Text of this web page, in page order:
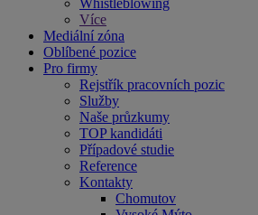
Whistleblowing
Více
Mediální zóna
Oblíbené pozice
Pro firmy
Rejstřík pracovních pozic
Služby
Naše průzkumy
TOP kandidáti
Případové studie
Reference
Kontakty
Chomutov